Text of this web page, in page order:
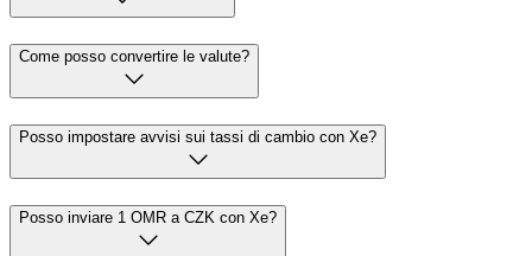
Come posso convertire le valute?
Posso impostare avvisi sui tassi di cambio con Xe?
Posso inviare 1 OMR a CZK con Xe?